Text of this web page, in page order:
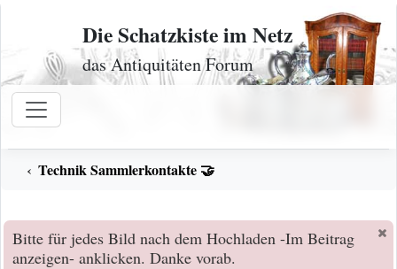
Zum Inhalt
Die Schatzkiste im Netz
das Antiquitäten Forum
Technik Sammlerkontakte 🤝
Bitte für jedes Bild nach dem Hochladen -Im Beitrag
anzeigen- anklicken. Danke vorab.